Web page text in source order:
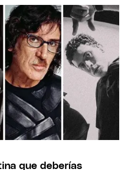
que deberías